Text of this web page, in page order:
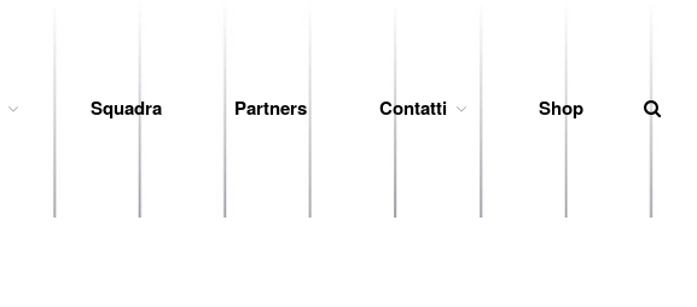
News
Diventa Socio
Squadra Partners Contatti Shop